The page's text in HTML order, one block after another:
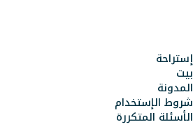
إستراحة
بيت
المدونة
شروط الإستخدام
الأسئلة المتكررة